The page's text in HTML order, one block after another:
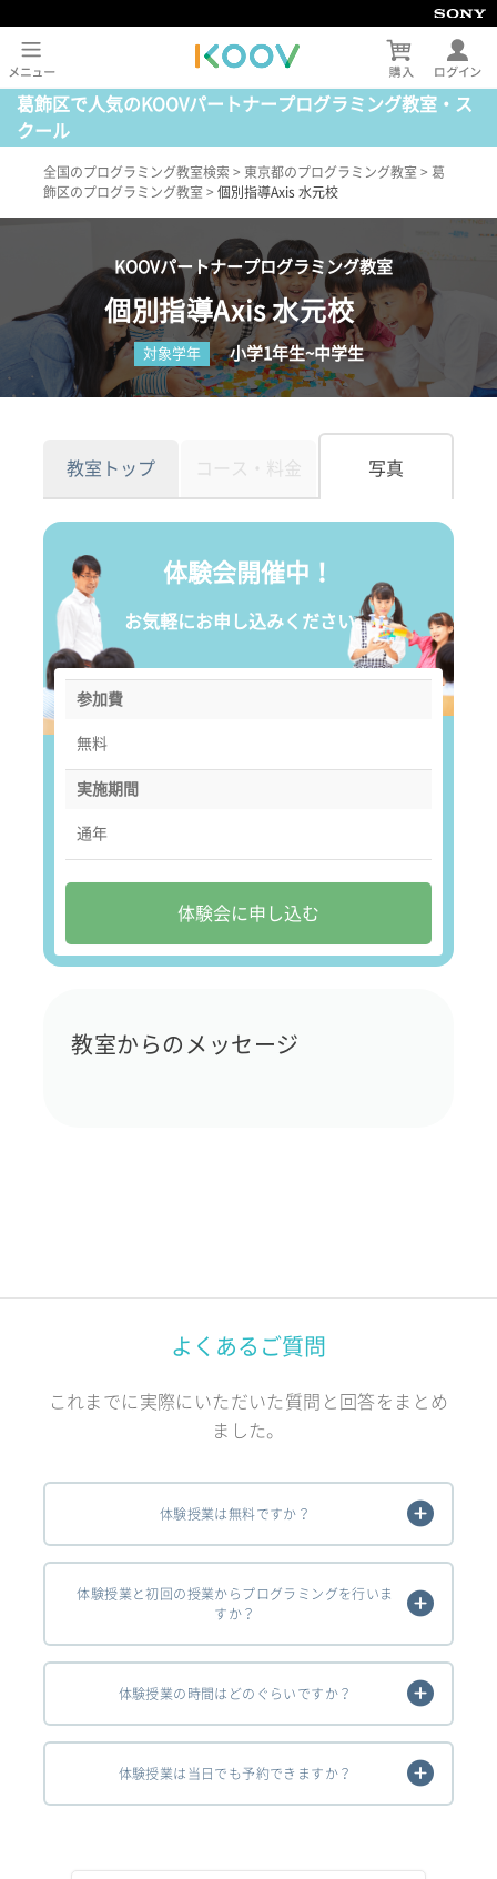
葛飾区で人気のKOOVパートナープログラミング教室・ス
クール
全国のプログラミング教室検索 > 東京都のプログラミング教室 > 葛
飾区のプログラミング教室 > 個別指導Axis 水元校
KOOVパートナープログラミング教室
個別指導Axis 水元校
対象学年 小学1年生~中学生
教室トップ コース・料金 写真
体験会開催中！
お気軽にお申し込みください。
参加費
無料
実施期間
通年
体験会に申し込む
教室からのメッセージ
よくあるご質問
これまでに実際にいただいた質問と回答をまとめ
ました。
体験授業は無料ですか？
体験授業と初回の授業からプログラミングを行いま
すか？
体験授業の時間はどのぐらいですか？
体験授業は当日でも予約できますか？